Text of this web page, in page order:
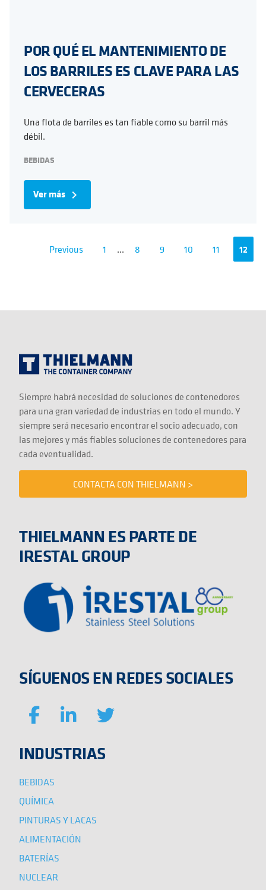
POR QUÉ EL MANTENIMIENTO DE
LOS BARRILES ES CLAVE PARA LAS
CERVECERAS
Una flota de barriles es tan fiable como su barril más
débil.
BEBIDAS
Ver más navigate_next
Previous 1 ... 8 9 10 11 12
Siempre habrá necesidad de soluciones de contenedores
para una gran variedad de industrias en todo el mundo. Y
siempre será necesario encontrar el socio adecuado, con
las mejores y más fiables soluciones de contenedores para
cada eventualidad.
CONTACTA CON THIELMANN >
THIELMANN ES PARTE DE
IRESTAL GROUP
SÍGUENOS EN REDES SOCIALES
INDUSTRIAS
BEBIDAS
QUÍMICA
PINTURAS Y LACAS
ALIMENTACIÓN
BATERÍAS
NUCLEAR